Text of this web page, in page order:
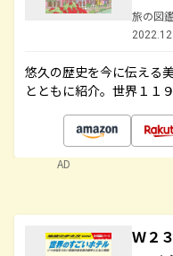
旅の図
悠久の歴史を今に伝える
とともに紹介。世界１１
AD
Ｗ２